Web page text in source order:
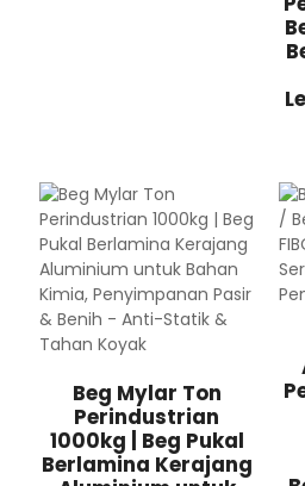
Beg Mylar Ton
Perindustrian
1000kg | Beg Pukal
Berlamina Kerajang